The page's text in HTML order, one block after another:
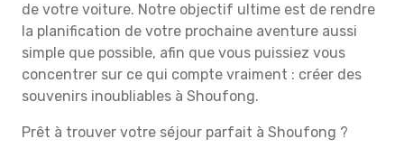
de votre voiture. Notre objectif ultime est de rendre
la planification de votre prochaine aventure aussi
simple que possible, afin que vous puissiez vous
concentrer sur ce qui compte vraiment : créer des
souvenirs inoubliables à Shoufong.
Prêt à trouver votre séjour parfait à Shoufong ?